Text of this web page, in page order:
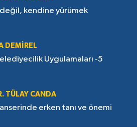
kendine yürümek
DEMIREL
Uygulamaları -5
TÜLAY CANDA
erken tanı ve önemi